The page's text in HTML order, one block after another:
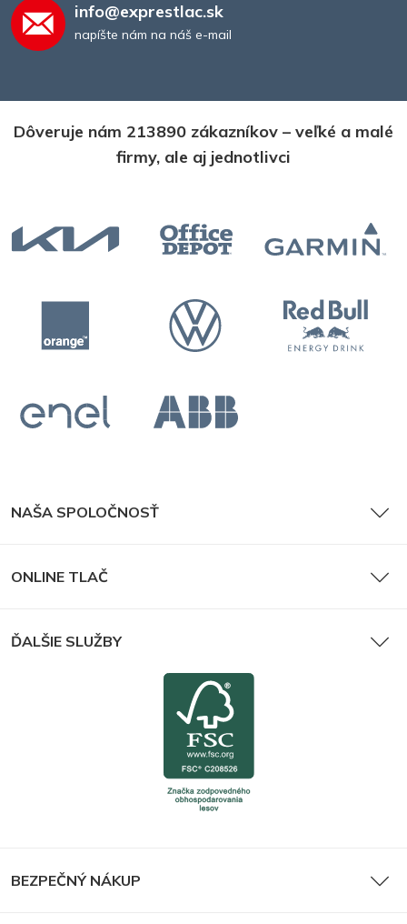
info@exprestlac.sk
napíšte nám na náš e-mail
Dôveruje nám 213890 zákazníkov – veľké a malé
firmy, ale aj jednotlivci
NAŠA SPOLOČNOSŤ
ONLINE TLAČ
ĎALŠIE SLUŽBY
BEZPEČNÝ NÁKUP